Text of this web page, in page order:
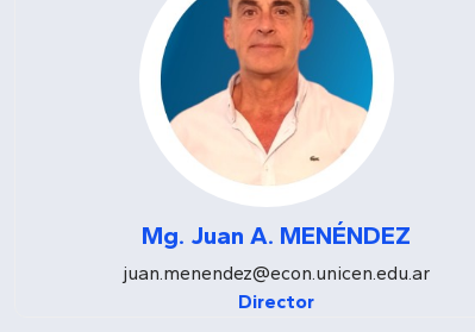
Mg. Juan A. MENÉNDEZ
juan.menendez@econ.unicen.edu.ar
Director